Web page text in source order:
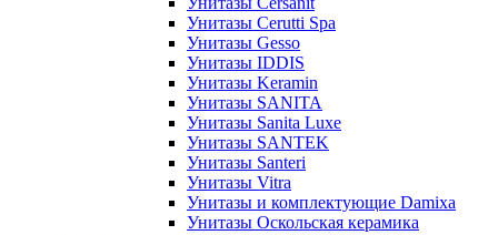
Унитазы Cerutti Spa
Унитазы Gesso
Унитазы IDDIS
Унитазы Keramin
Унитазы SANITA
Унитазы Sanita Luxe
Унитазы SANTEK
Унитазы Santeri
Унитазы Vitra
Унитазы и комплектующие Damixa
Унитазы Оскольская керамика